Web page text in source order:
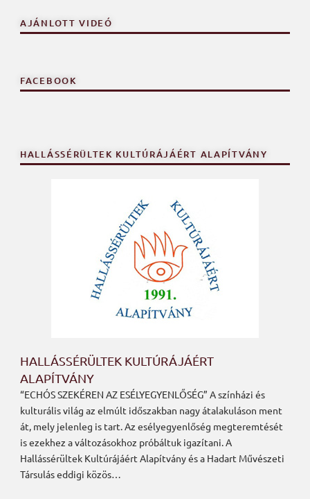
AJÁNLOTT VIDEÓ
FACEBOOK
HALLÁSSÉRÜLTEK KULTÚRÁJÁÉRT ALAPÍTVÁNY
HALLÁSSÉRÜLTEK KULTÚRÁJÁÉRT
ALAPÍTVÁNY
“ECHÓS SZEKÉREN AZ ESÉLYEGYENLŐSÉG” A színházi és
kulturális világ az elmúlt időszakban nagy átalakuláson ment
át, mely jelenleg is tart. Az esélyegyenlőség megteremtését
is ezekhez a változásokhoz próbáltuk igazítani. A
Hallássérültek Kultúrájáért Alapítvány és a Hadart Művészeti
Társulás eddigi közös…